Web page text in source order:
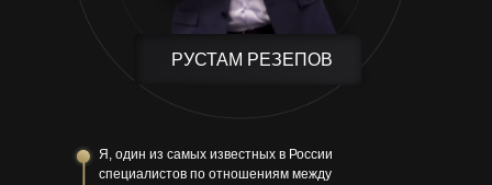
РУСТАМ РЕЗЕПОВ
Я, один из самых известных в России
специалистов по отношениям между